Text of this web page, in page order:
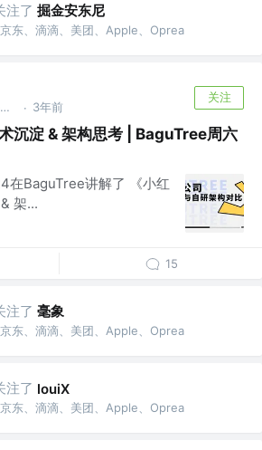
注了 掘金安东尼
东、滴滴、美团、Apple、Oprea
全栈工程师 @京东、滴滴、美团、Apple、Oprea · 3年前
关注
沉淀 & 架构思考 | BaguTree周六
在BaguTree讲解了 《小红
架...
15
注了 毫象
东、滴滴、美团、Apple、Oprea
注了 louiX
东、滴滴、美团、Apple、Oprea